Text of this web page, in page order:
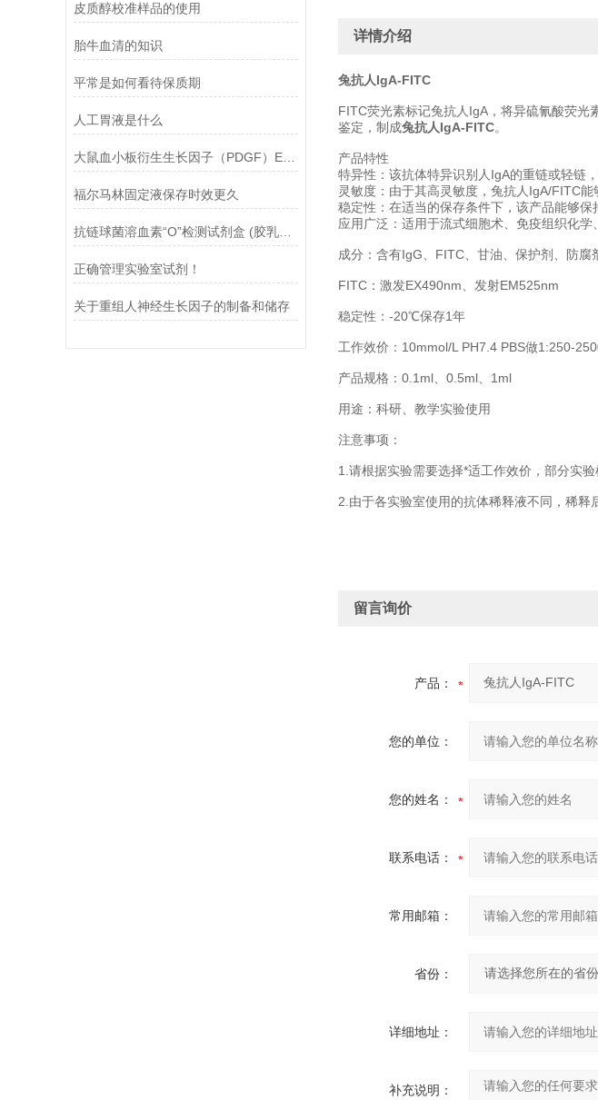
皮质醇校准样品的使用
胎牛血清的知识
平常是如何看待保质期
人工胃液是什么
大鼠血小板衍生生长因子（PDGF）ELISA试剂盒有什么优点？
福尔马林固定液保存时效更久
抗链球菌溶血素“O”检测试剂盒 (胶乳凝集法)的主要组成
正确管理实验室试剂！
关于重组人神经生长因子的制备和储存
详情介绍
兔抗人IgA-FITC
FITC荧光素标记兔抗人IgA，将异硫氰酸荧
鉴定，制成兔抗人IgA-FITC。
产品特性
特异性：该抗体特异识别人IgA的重链或轻链
灵敏度：由于其高灵敏度，兔抗人IgA/FITC能
稳定性：在适当的保存条件下，该产品能够保
应用广泛：适用于流式细胞术、免疫组织化学
成分：含有IgG、FITC、甘油、保护剂、防腐
FITC：激发EX490nm、发射EM525nm
稳定性：-20℃保存1年
工作效价：10mmol/L PH7.4 PBS做1:250-
产品规格：0.1ml、0.5ml、1ml
用途：科研、教学实验使用
注意事项：
1.请根据实验需要选择*适工作效价，部分实
2.由于各实验室使用的抗体稀释液不同，稀释
留言询价
产品：
您的单位：
您的姓名：
联系电话：
常用邮箱：
省份：
详细地址：
补充说明：